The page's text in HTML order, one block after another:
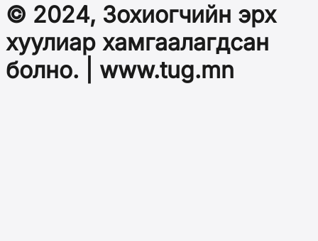
© 2024, Зохиогчийн эрх
хуулиар хамгаалагдсан
болно. | www.tug.mn